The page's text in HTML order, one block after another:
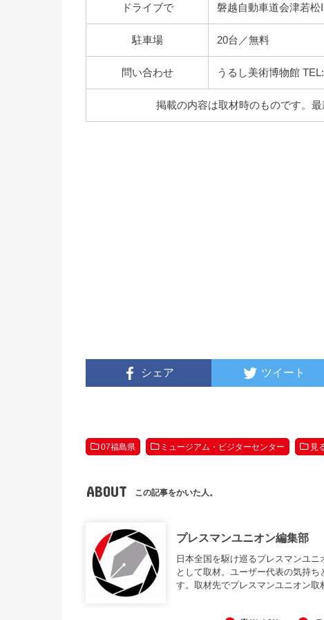
ドライブで 磐越自動車道会津若松
駐車場 20台／無料
問い合わせ うるし美術博物館
掲載の内容は取材時のものです。
シェア ツイート
07福島県 ミュージアム・ビジターセンター 見
ABOUT この記事をかいた人。
プレスマンユニオン編集部
日本全国を駆け巡るプレスマンユ
として取材。ユーザー代表の気持
す。取材先でプレスマンユニオン取